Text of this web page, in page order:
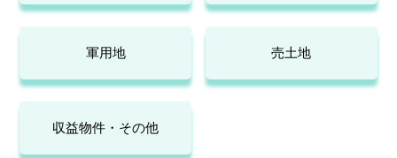
軍用地 売土地
収益物件・その他